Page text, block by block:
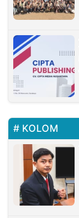
KOLOM